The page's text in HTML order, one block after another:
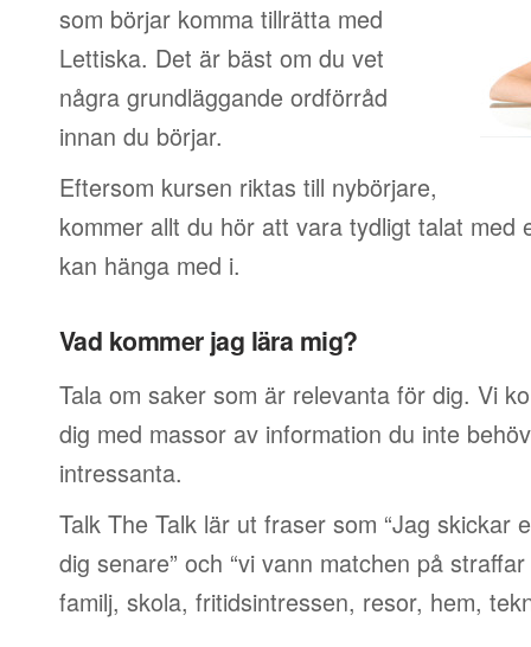
som börjar komma tillrätta med
Lettiska. Det är bäst om du vet
några grundläggande ordförråd
innan du börjar.
Eftersom kursen riktas till nybörjare,
kommer allt du hör att vara tydligt talat med
kan hänga med i.
Vad kommer jag lära mig?
Tala om saker som är relevanta för dig. Vi
dig med massor av information du inte
intressanta.
Talk The Talk lär ut fraser som “Jag skickar
dig senare” och “vi vann matchen på
familj, skola, fritidsintressen, resor, hem,